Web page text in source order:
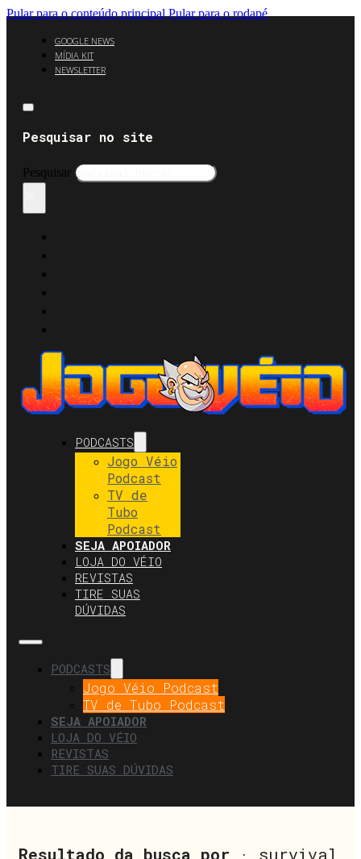
Pular para o conteúdo principal Pular para o rodapé
GOOGLE NEWS
MÍDIA KIT
NEWSLETTER
Pesquisar no site
Pesquisar
PODCASTS
Jogo Véio
Podcast
TV de
Tubo
Podcast
SEJA APOIADOR
LOJA DO VÉIO
REVISTAS
TIRE SUAS
DÚVIDAS
PODCASTS
Jogo Véio Podcast
TV de Tubo Podcast
SEJA APOIADOR
LOJA DO VÉIO
REVISTAS
TIRE SUAS DÚVIDAS
Resultado da busca por · survival